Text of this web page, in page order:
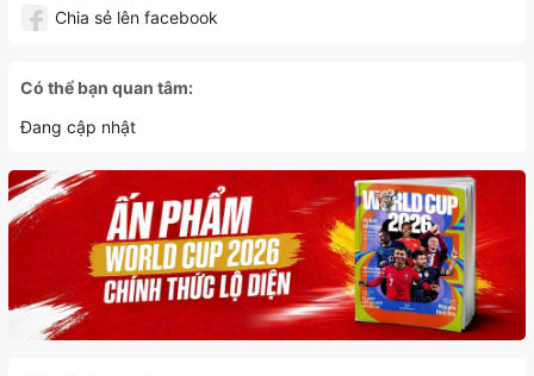
Chia sẻ lên facebook
Có thể bạn quan tâm:
Đang cập nhật